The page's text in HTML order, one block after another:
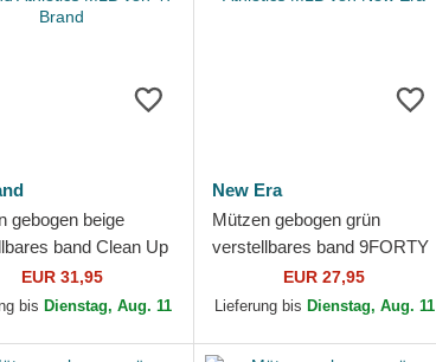
gebogen beige
band Clean Up
Suede Visor der
Athletics...
EUR 31,95
bis Dienstag, Aug. 11
New Era
Mützen gebogen grün
verstellbares band 9FORTY
Recycled Midi der Oakland
Athletics MLB von New Era
EUR 27,95
Lieferung bis Dienstag, Aug. 11